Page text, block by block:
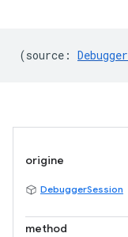
(source :
origine
DebuggerSession
method